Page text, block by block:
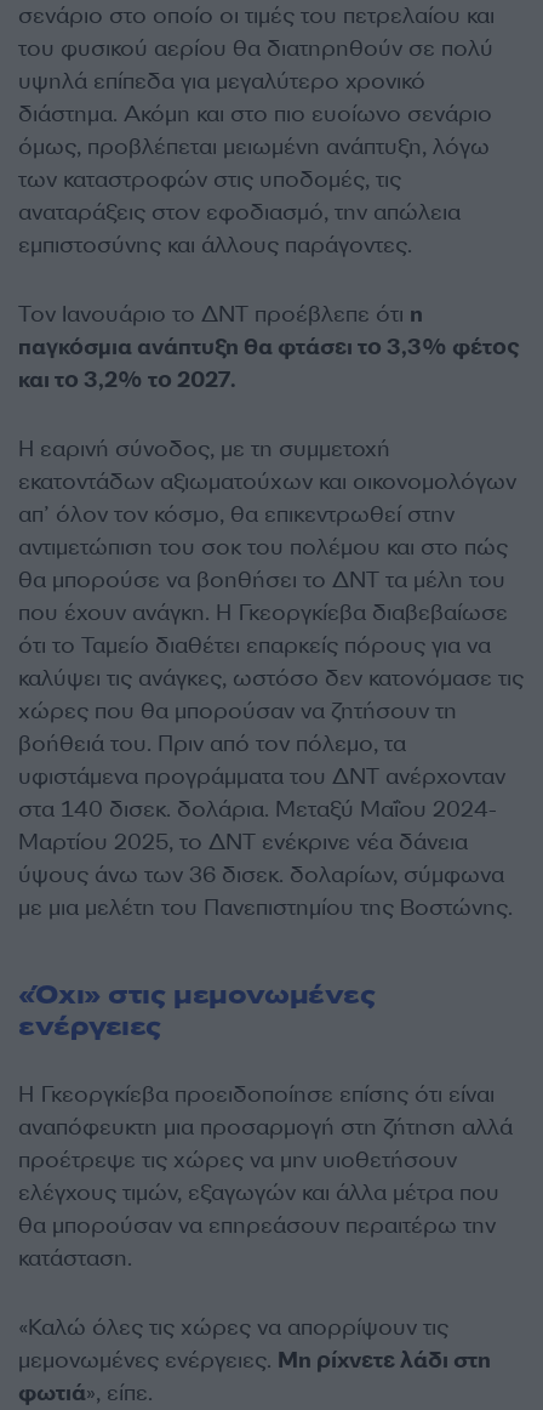
σενάριο στο οποίο οι τιμές του πετρελαίου και
του φυσικού αερίου θα διατηρηθούν σε πολύ
υψηλά επίπεδα για μεγαλύτερο χρονικό
διάστημα. Ακόμη και στο πιο ευοίωνο σενάριο
όμως, προβλέπεται μειωμένη ανάπτυξη, λόγω
των καταστροφών στις υποδομές, τις
αναταράξεις στον εφοδιασμό, την απώλεια
εμπιστοσύνης και άλλους παράγοντες.
Τον Ιανουάριο το ΔΝΤ προέβλεπε ότι η
παγκόσμια ανάπτυξη θα φτάσει το 3,3% φέτος
και το 3,2% το 2027.
Η εαρινή σύνοδος, με τη συμμετοχή
εκατοντάδων αξιωματούχων και οικονομολόγων
απ’ όλον τον κόσμο, θα επικεντρωθεί στην
αντιμετώπιση του σοκ του πολέμου και στο πώς
θα μπορούσε να βοηθήσει το ΔΝΤ τα μέλη του
που έχουν ανάγκη. Η Γκεοργκίεβα διαβεβαίωσε
ότι το Ταμείο διαθέτει επαρκείς πόρους για να
καλύψει τις ανάγκες, ωστόσο δεν κατονόμασε τις
χώρες που θα μπορούσαν να ζητήσουν τη
βοήθειά του. Πριν από τον πόλεμο, τα
υφιστάμενα προγράμματα του ΔΝΤ ανέρχονταν
στα 140 δισεκ. δολάρια. Μεταξύ Μαΐου 2024-
Μαρτίου 2025, το ΔΝΤ ενέκρινε νέα δάνεια
ύψους άνω των 36 δισεκ. δολαρίων, σύμφωνα
με μια μελέτη του Πανεπιστημίου της Βοστώνης.
«Όχι» στις μεμονωμένες
ενέργειες
Η Γκεοργκίεβα προειδοποίησε επίσης ότι είναι
αναπόφευκτη μια προσαρμογή στη ζήτηση αλλά
προέτρεψε τις χώρες να μην υιοθετήσουν
ελέγχους τιμών, εξαγωγών και άλλα μέτρα που
θα μπορούσαν να επηρεάσουν περαιτέρω την
κατάσταση.
«Καλώ όλες τις χώρες να απορρίψουν τις
μεμονωμένες ενέργειες. Μη ρίχνετε λάδι στη
φωτιά», είπε.